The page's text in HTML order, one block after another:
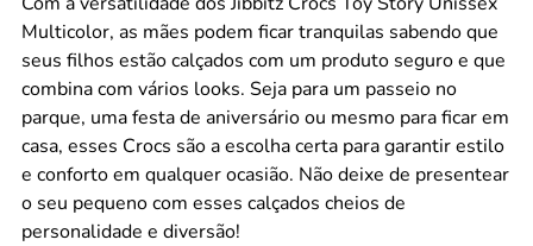
Multicolor, as mães podem ficar tranquilas sabendo que
seus filhos estão calçados com um produto seguro e que
combina com vários looks. Seja para um passeio no
parque, uma festa de aniversário ou mesmo para ficar em
casa, esses Crocs são a escolha certa para garantir estilo
e conforto em qualquer ocasião. Não deixe de presentear
o seu pequeno com esses calçados cheios de
personalidade e diversão!